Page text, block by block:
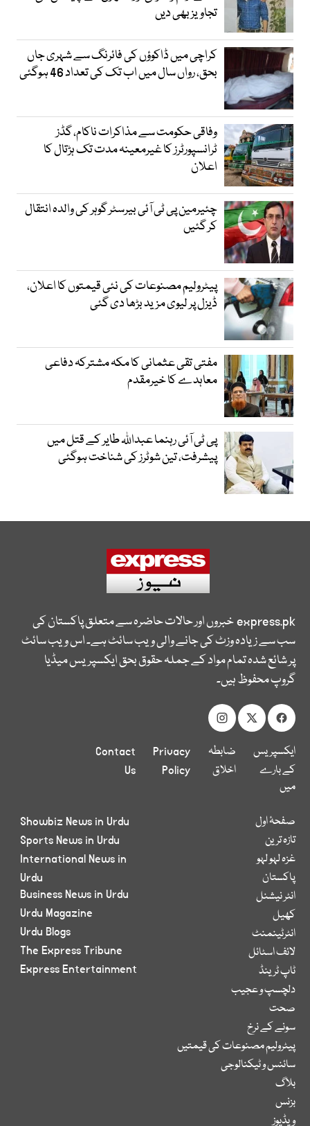
تجاویز بھی دیں
کراچی میں ڈاکوؤں کی فائرنگ سے شہری جاں
بحق، رواں سال میں اب تک کی تعداد 46 ہوگئی
وفاقی حکومت سے مذاکرات ناکام، گڈز
ٹرانسپورٹرز کا غیرمعینہ مدت تک ہڑتال کا
اعلان
چئیرمین پی ٹی آئی بیرسٹر گوہر کی والدہ انتقال
کر گئیں
پیٹرولیم مصنوعات کی نئی قیمتوں کا اعلان،
ڈیزل پر لیوی مزید بڑھا دی گئی
مفتی تقی عثمانی کا مکہ مشترکہ دفاعی
معاہدے کا خیرمقدم
پی ٹی آئی رہنما عبداللہ طایر کے قتل میں
پیشرفت، تین شوٹرز کی شناخت ہوگئی
express.pkخبروں اور حالات حاضرہ سے متعلق پاکستان کی
سب سے زیادہ وزٹ کی جانے والی ویب سائٹ ہے۔ اس ویب سائٹ
پر شائع شدہ تمام مواد کے جملہ حقوق بحق ایکسپریس میڈیا
گروپ محفوظ ہیں۔
ایکسپریس
کے بارے
میں
ضابطہ
اخلاق
Privacy
Policy
Contact
Us
صفحۂ اول
تازہ ترین
غزہ لہو لہو
پاکستان
انٹر نیشنل
کھیل
انٹرٹینمنٹ
لائف اسٹائل
ٹاپ ٹرینڈ
دلچسپ و عجیب
صحت
سونے کے نرخ
پیٹرولیم مصنوعات کی قیمتیں
سائنس و ٹیکنالوجی
بلاگ
بزنس
ویڈیوز
Showbiz News in Urdu
Sports News in Urdu
International News in
Urdu
Business News in Urdu
Urdu Magazine
Urdu Blogs
The Express Tribune
Express Entertainment